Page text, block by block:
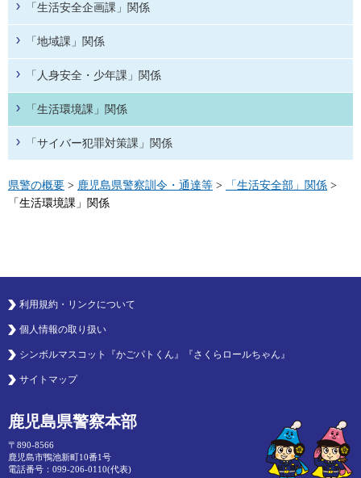
「生活安全企画課」関係
「地域課」関係
「人身安全・少年課」関係
「生活環境課」関係
「サイバー犯罪対策課」関係
県警の概要 > 鹿児島県警察訓令・通達等 > 「生活安全部」関係 >
「生活環境課」関係
利用規約・リンクについて
個人情報の取り扱い
シンボルマスコット『かごパトくん』『さくらロールちゃん』
サイトマップ
鹿児島県警察本部
〒890-8566
鹿児島市鴨池新町10番1号
電話番号：099-206-0110(代表)